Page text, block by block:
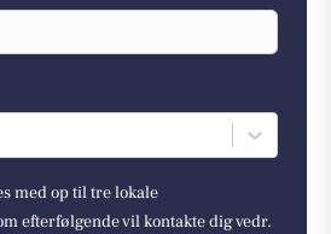
med op til tre lokale
efterfølgende vil kontakte dig vedr.